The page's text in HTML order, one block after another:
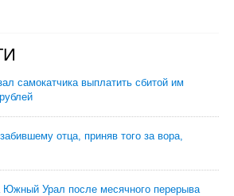
самокатчика выплатить сбитой им
отца, приняв того за вора,
Урал после месячного перерыва